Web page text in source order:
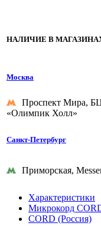
НАЛИЧИЕ В
Москва
Проспект Мира,
«Олимпик Холл»
Санкт-Петербург
Приморская,
Характеристики
Микрокорд
CORD (Россия)